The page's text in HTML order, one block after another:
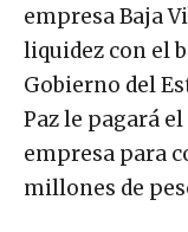
empresa Baja
liquidez con el
Gobierno del
Paz le pagará
empresa para
millones de